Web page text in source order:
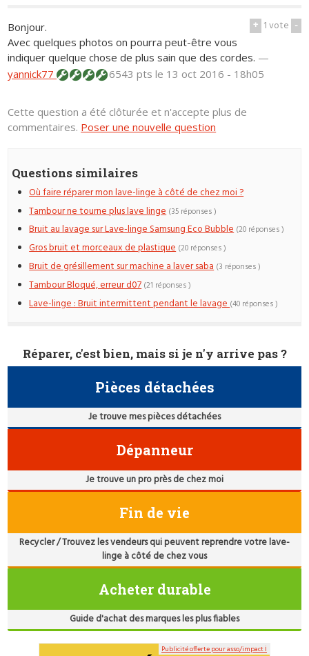
+ 1vote -
Bonjour.
Avec quelques photos on pourra peut-être vous
indiquer quelque chose de plus sain que des cordes. —
yannick77
6543 ptsle 13 oct 2016 - 18h05
Cette question a été clôturée et n'accepte plus de
commentaires. Poser une nouvelle question
Questions similaires
Où faire réparer mon lave-linge à côté de chez moi ?
Tambour ne tourne plus lave linge (35 réponses )
Bruit au lavage sur Lave-linge Samsung Eco Bubble (20 réponses )
Gros bruit et morceaux de plastique (20 réponses )
Bruit de grésillement sur machine a laver saba (3 réponses )
Tambour Bloqué, erreur d07 (21 réponses )
Lave-linge : Bruit intermittent pendant le lavage(40 réponses )
Réparer, c'est bien, mais si je n'y arrive pas ?
Pièces détachées
Je trouve mes pièces détachées
Dépanneur
Je trouve un pro près de chez moi
Fin de vie
Recycler / Trouvez les vendeurs qui peuvent reprendre votre lave-
linge à côté de chez vous
Acheter durable
Guide d'achat des marques les plus fiables
Publicité offerte pour asso/impact ℹ